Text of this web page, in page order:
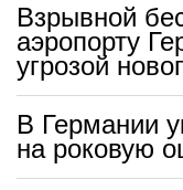
Взрывной
аэропорту
угрозой
В Германии
на роковую